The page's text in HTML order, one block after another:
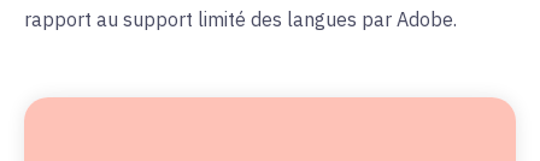
rapport au support limité des langues par Adobe.